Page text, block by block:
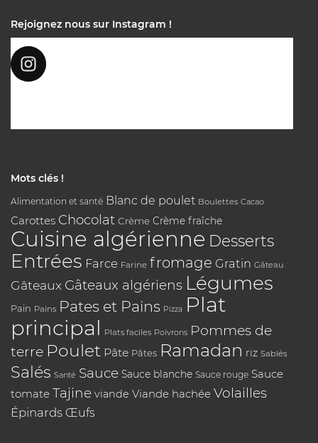
Rejoignez nous sur Instagram !
Mots clés !
Alimentation et santé Blanc de poulet Boulettes Cacao
Carottes Chocolat Crème Crème fraîche
Cuisine algérienne Desserts
Entrées Farce Farine fromage Gratin Gâteau
Gâteaux Gâteaux algériens Légumes
Pain Pains Pates et Pains Pizza Plat
principal Plats faciles Poivrons Pommes de
terre Poulet Pâte Pâtes Ramadan riz Sablés
Salés Santé Sauce Sauce blanche Sauce rouge Sauce
tomate Tajine viande Viande hachée Volailles
Épinards Œufs